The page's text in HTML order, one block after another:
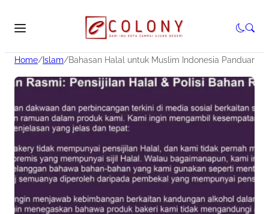
Home/Islam/Bahasan Halal untuk Muslim Indonesia Panduan